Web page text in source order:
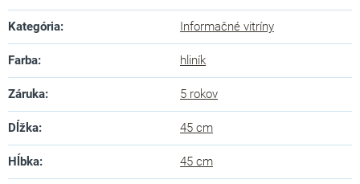
Kategória: Informačné vitríny
Farba: hliník
Záruka: 5 rokov
Dĺžka: 45 cm
Hĺbka: 45 cm